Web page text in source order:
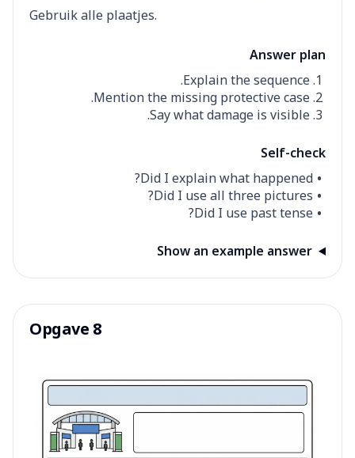
Gebruik alle plaatjes.
Answer plan
Explain the sequence.
Mention the missing protective case.
Say what damage is visible.
Self-check
Did I explain what happened?
Did I use all three pictures?
Did I use past tense?
Show an example answer
Opgave 8